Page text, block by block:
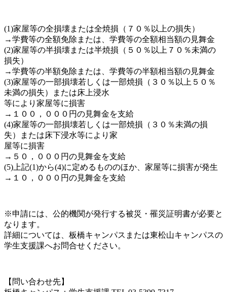
(1)家屋等の全損壊または全焼損（７０％以上の損失）
→学費等の全額免除または、学費等の全額相当額の見舞金
(2)家屋等の半損壊または半焼損（５０％以上７０％未満の
損失）
→学費等の半額免除または、学費等の半額相当額の見舞金
(3)家屋等の一部損壊若しくは一部焼損（３０％以上５０％
未満の損失）または床上浸水
等により家屋等に損害
→１００，０００円の見舞金を支給
(4)家屋等の一部損壊若しくは一部焼損（３０％未満の損
失）または床下浸水等により家
屋等に損害
→５０，０００円の見舞金を支給
(5)上記(1)から(4)に定めるもののほか、家屋等に損害が発生
→１０，０００円の見舞金を支給
※申請には、公的機関が発行する被災・罹災証明書が必要と
なります。
詳細については、板橋キャンパスまたは東松山キャンパスの
学生支援課へお問合せください。
【問い合わせ先】